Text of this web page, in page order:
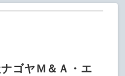
ゴヤＭ＆Ａ・エ